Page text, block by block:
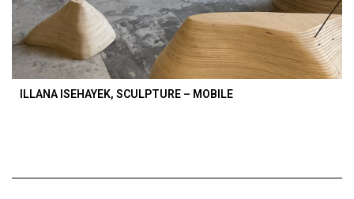
ILLANA ISEHAYEK, SCULPTURE – MOBILE